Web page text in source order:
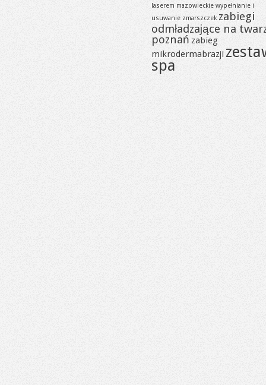
laserem mazowieckie wypełnianie i
usuwanie zmarszczek zabiegi
odmładzające na
poznań zabieg
mikrodermabrazji
spa